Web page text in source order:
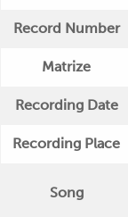
Record Number
Matrize
Recording Date
Recording Place
Song